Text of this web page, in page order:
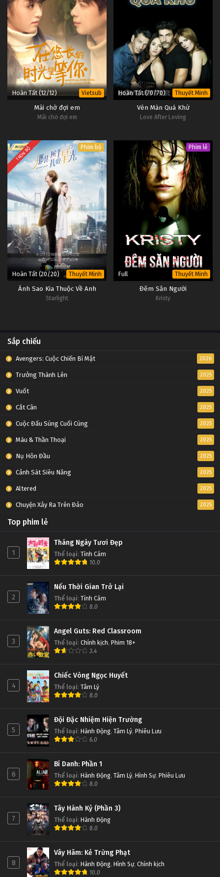
Hoàn Tất (12/12) Vietsub
Mãi chờ đợi em
Mãi chờ đợi em
Hoàn Tất (70/70) Thuyết Minh
Vén Màn Quá Khứ
Love After Loving
TRỌN BỘ Phim bộ
Hoàn Tất (20/20) Thuyết Minh
Ánh Sao Kia Thuộc Về Anh
Starlight
Phim lẻ
Full Thuyết Minh
Đêm Săn Người
Kristy
Sắp chiếu
Avengers: Cuộc Chiến Bí Mật 2026
Trưởng Thành Lên 2025
Vuốt 2025
Cắt Cân 2025
Cuộc Đấu Súng Cuối Cùng 2025
Máu & Thần Thoại 2025
Nụ Hôn Đầu 2025
Cảnh Sát Siêu Năng 2025
Altered 2025
Chuyện Xảy Ra Trên Đảo 2025
Top phim lẻ
1
Tháng Ngày Tươi Đẹp
Thể loại: Tình Cảm
10.0
2
Nếu Thời Gian Trở Lại
Thể loại: Tình Cảm
8.0
3
Angel Guts: Red Classroom
Thể loại: Chính kịch, Phim 18+
3.4
4
Chiếc Vòng Ngọc Huyết
Thể loại: Tâm Lý
8.0
5
Đội Đặc Nhiệm Hiện Trường
Thể loại: Hành Động, Tâm Lý, Phiêu Lưu
6.0
6
Bí Danh: Phần 1
Thể loại: Hành Động, Tâm Lý, Hình Sự, Phiêu Lưu
8.0
7
Tây Hành Kỷ (Phần 3)
Thể loại: Hành Động
8.0
8
Vây Hãm: Kẻ Trừng Phạt
Thể loại: Hành Động, Hình Sự, Chính kịch
10.0